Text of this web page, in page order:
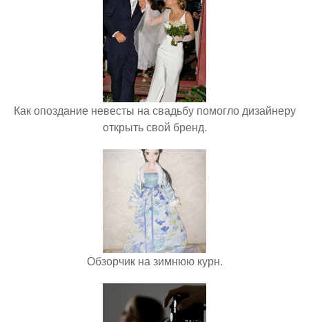
Как опоздание невесты на свадьбу помогло дизайнеру
открыть свой бренд.
Обзорчик на зимнюю курн.